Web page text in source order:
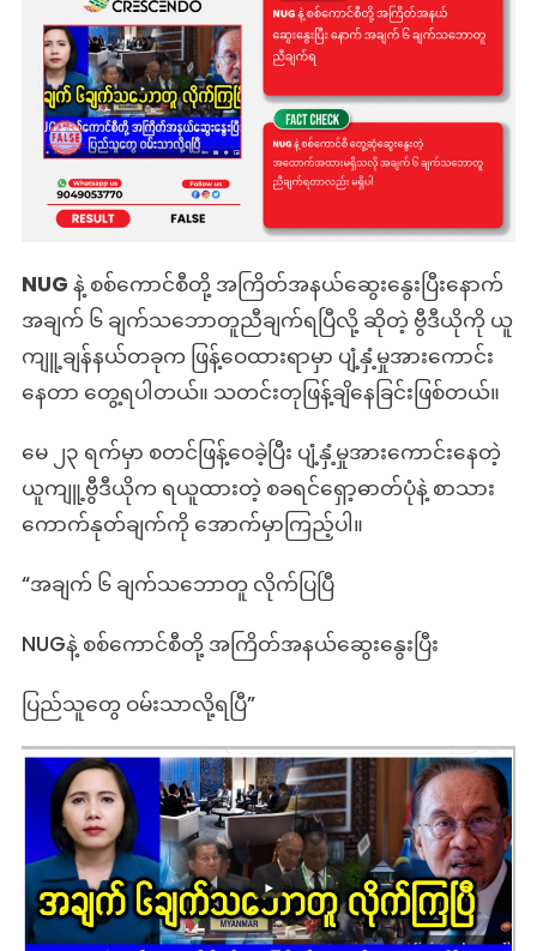
NUG နဲ့ စစ်ကောင်စီတို့ အကြိတ်အနယ်ဆွေးနွေးပြီးနောက်
အချက် ၆ ချက်သဘောတူညီချက်ရပြီလို့ ဆိုတဲ့ ဗွီဒီယိုကို ယူ
ကျူ့ချန်နယ်တခုက ဖြန့်ဝေထားရာမှာ ပျံ့နှံ့မှုအားကောင်း
နေတာ တွေ့ရပါတယ်။ သတင်းတုဖြန့်ချိနေခြင်းဖြစ်တယ်။
မေ ၂၃ ရက်မှာ စတင်ဖြန့်ဝေခဲ့ပြီး ပျံ့နှံ့မှုအားကောင်းနေတဲ့
ယူကျူ့ဗွီဒီယိုက ရယူထားတဲ့ စခရင်ရှော့ဓာတ်ပုံနဲ့ စာသား
ကောက်နုတ်ချက်ကို အောက်မှာကြည့်ပါ။
“အချက် ၆ ချက်သဘောတူ လိုက်ပြပြီ
NUGနဲ့ စစ်ကောင်စီတို့ အကြိတ်အနယ်ဆွေးနွေးပြီး
ပြည်သူတွေ ဝမ်းသာလို့ရပြီ”